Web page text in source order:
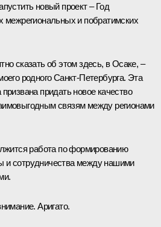
новый проект – Год
межрегиональных и побратимских
сказать об этом здесь, в Осаке, –
родного Санкт‑Петербурга. Эта
придать новое качество
связям между регионами
работа по формированию
сотрудничества между нашими
Аригато.